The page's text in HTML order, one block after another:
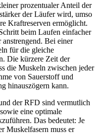
prozentualer Anteil der
der Läufer wird, umso
Kraftreserven ermöglicht.
beim Laufen einfacher
Bei einer
für die gleiche
Die kürzere Zeit der
die Muskeln zwischen jeder
von Sauerstoff und
hinauszögern kann.
der RFD sind vermutlich
eine optimale
Das bedeutet: Je
Muskelfasern muss er